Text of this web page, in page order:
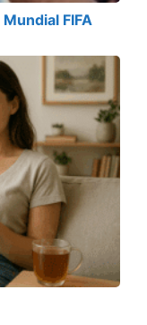
FIFA